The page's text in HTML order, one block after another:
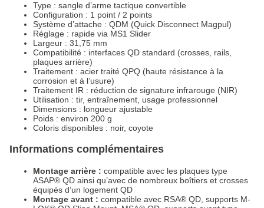
Type : sangle d’arme tactique convertible
Configuration : 1 point / 2 points
Système d’attache : QDM (Quick Disconnect Magpul)
Réglage : rapide via MS1 Slider
Largeur : 31,75 mm
Compatibilité : interfaces QD standard (crosses, rails,
plaques arrière)
Traitement : acier traité QPQ (haute résistance à la
corrosion et à l’usure)
Traitement IR : réduction de signature infrarouge (NIR)
Utilisation : tir, entraînement, usage professionnel
Dimensions : longueur ajustable
Poids : environ 200 g
Coloris disponibles : noir, coyote
Informations complémentaires
Montage arrière : compatible avec les plaques type
ASAP® QD ainsi qu’avec de nombreux boîtiers et crosses
équipés d’un logement QD
Montage avant : compatible avec RSA® QD, supports M-